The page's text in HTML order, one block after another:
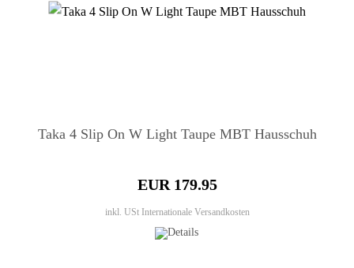
Taka 4 Slip On W Light Taupe MBT Hausschuh
EUR 179.95
inkl. USt Internationale Versandkosten